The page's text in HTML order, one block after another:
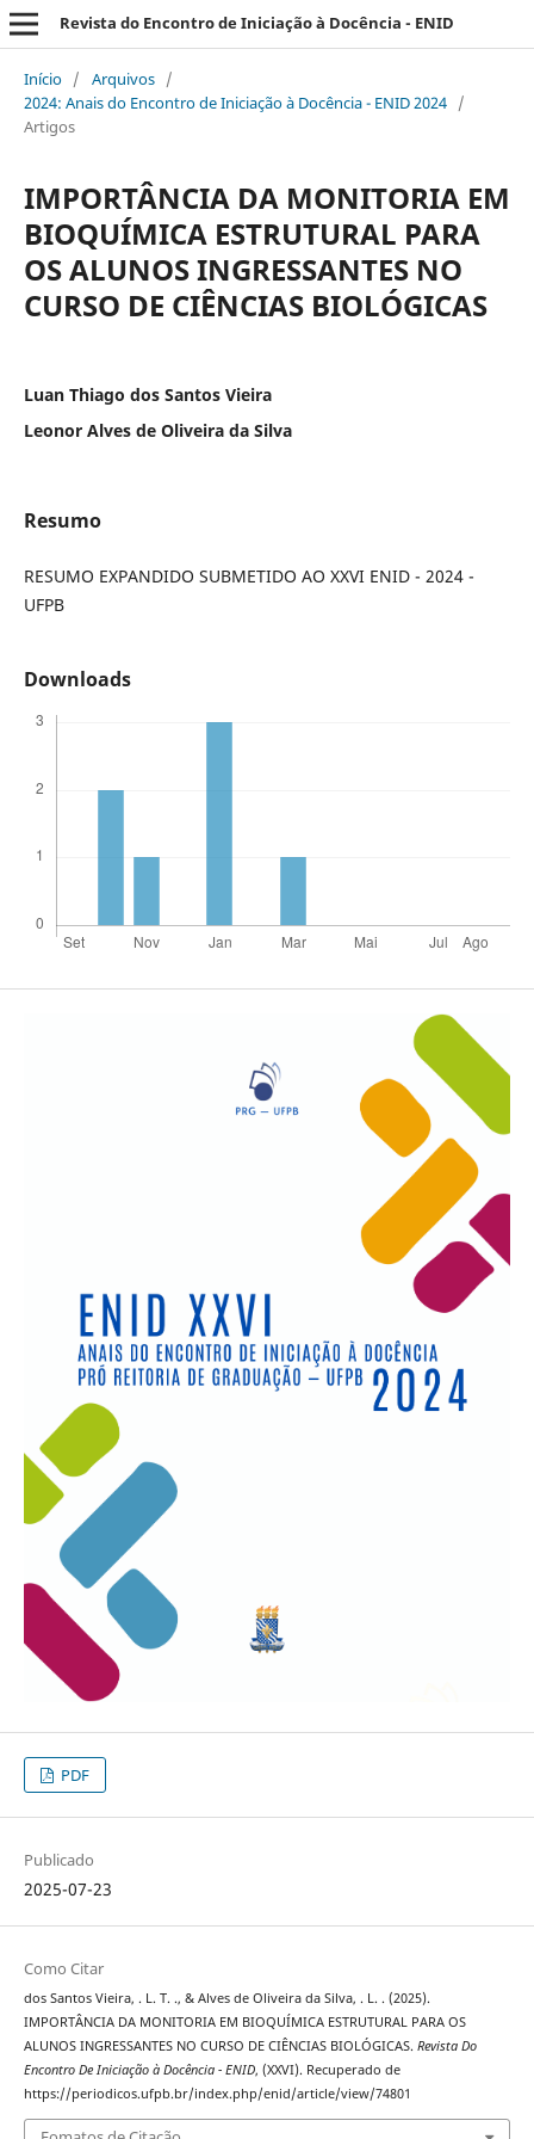
Revista do Encontro de Iniciação à Docência - ENID
Início / Arquivos /
2024: Anais do Encontro de Iniciação à Docência - ENID 2024 /
Artigos
IMPORTÂNCIA DA MONITORIA EM
BIOQUÍMICA ESTRUTURAL PARA
OS ALUNOS INGRESSANTES NO
CURSO DE CIÊNCIAS BIOLÓGICAS
Luan Thiago dos Santos Vieira
Leonor Alves de Oliveira da Silva
Resumo
RESUMO EXPANDIDO SUBMETIDO AO XXVI ENID - 2024 -
UFPB
Downloads
PDF
Publicado
2025-07-23
Como Citar
dos Santos Vieira, . L. T. ., & Alves de Oliveira da Silva, . L. . (2025).
IMPORTÂNCIA DA MONITORIA EM BIOQUÍMICA ESTRUTURAL PARA OS
ALUNOS INGRESSANTES NO CURSO DE CIÊNCIAS BIOLÓGICAS. Revista Do
Encontro De Iniciação à Docência - ENID, (XXVI). Recuperado de
https://periodicos.ufpb.br/index.php/enid/article/view/74801